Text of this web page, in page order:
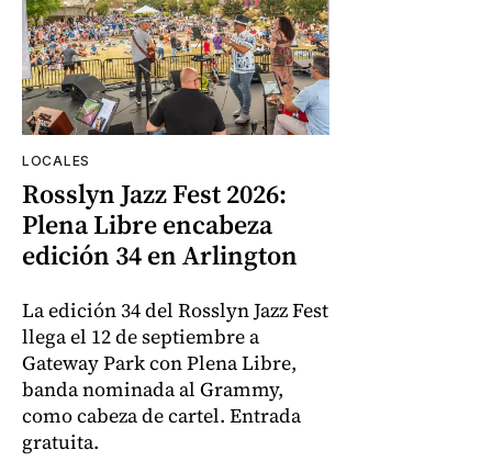
LOCALES
Rosslyn Jazz Fest 2026:
Plena Libre encabeza
edición 34 en Arlington
La edición 34 del Rosslyn Jazz Fest
llega el 12 de septiembre a
Gateway Park con Plena Libre,
banda nominada al Grammy,
como cabeza de cartel. Entrada
gratuita.